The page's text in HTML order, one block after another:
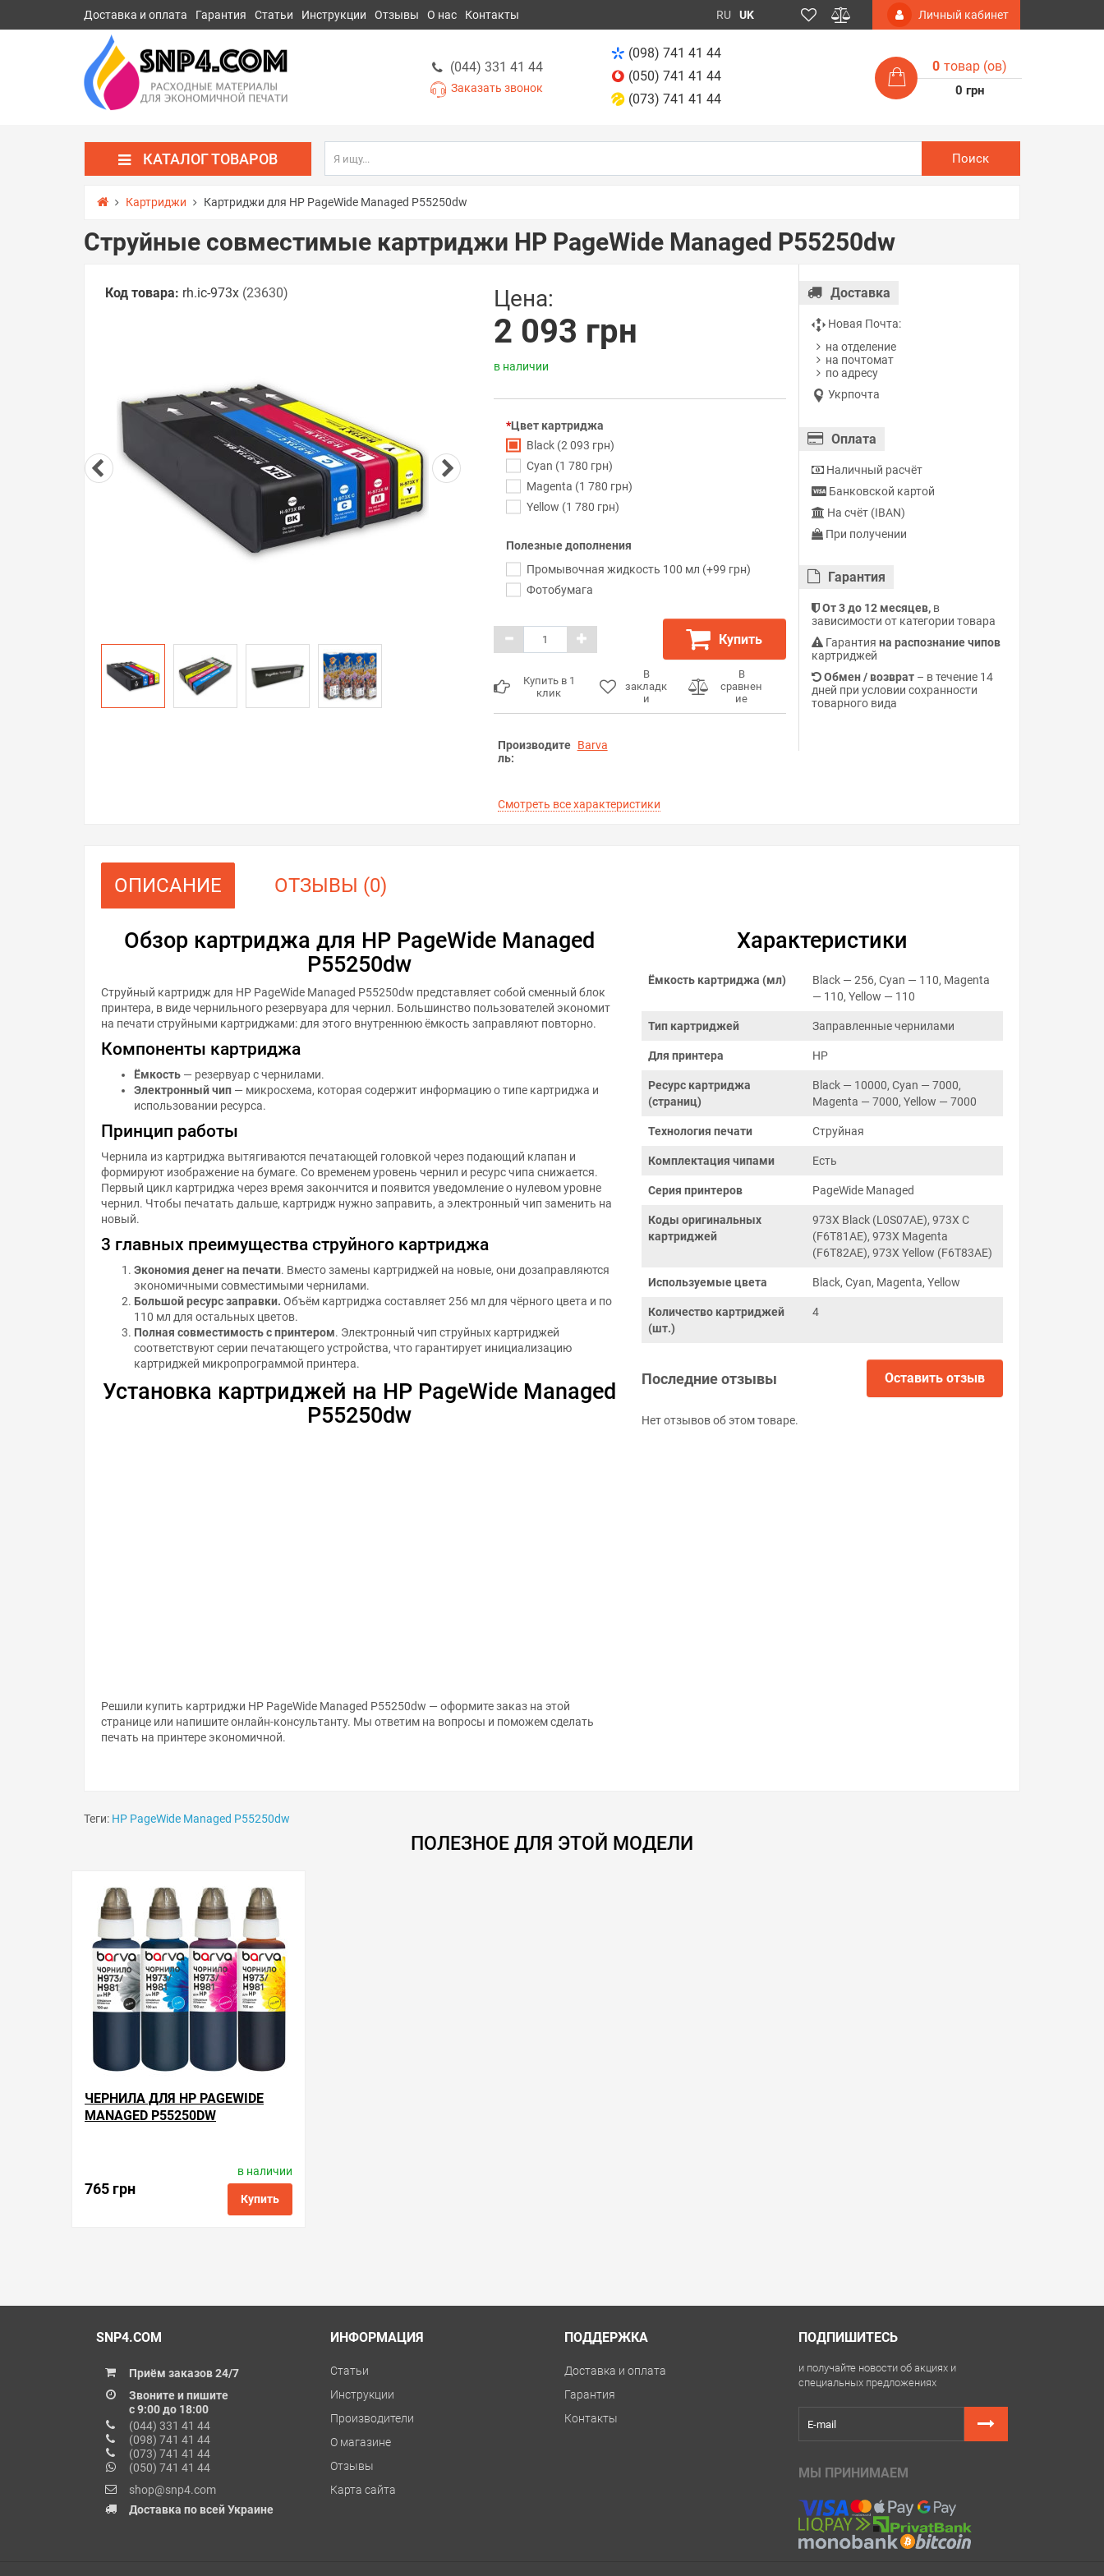
Доставка и оплата Гарантия Статьи Инструкции Отзывы О нас Контакты RU UK Личный кабинет
(044) 331 41 44
Заказать звонок
(098) 741 41 44
(050) 741 41 44
(073) 741 41 44
0 товар (ов)
0 грн
КАТАЛОГ ТОВАРОВ Поиск
Картриджи Картриджи для HP PageWide Managed P55250dw
Струйные совместимые картриджи HP PageWide Managed P55250dw
Код товара: rh.ic-973x (23630) Цена:
2 093 грн
в наличии
Цвет картриджа
Black (2 093 грн)
Cyan (1 780 грн)
Magenta (1 780 грн)
Yellow (1 780 грн)
Полезные дополнения
Промывочная жидкость 100 мл (+99 грн)
Фотобумага
Купить
Купить в 1
клик
В
закладк
и
В
сравнен
ие
Производите
ль:
Barva
Смотреть все характеристики
Доставка
Новая Почта:
на отделение
на почтомат
по адресу
Укрпочта
Оплата
Наличный расчёт
Банковской картой
На счёт (IBAN)
При получении
Гарантия
От 3 до 12 месяцев,в
зависимости от категории товара
Гарантия на распознание чипов
картриджей
Обмен / возврат– в течение 14
дней при условии сохранности
товарного вида
ОПИСАНИЕ ОТЗЫВЫ (0)
Обзор картриджа для HP PageWide Managed
P55250dw
Струйный картридж для HP PageWide Managed P55250dw представляет собой сменный блок
принтера, в виде чернильного резервуара для чернил. Большинство пользователей экономит
на печати струйными картриджами: для этого внутреннюю ёмкость заправляют повторно.
Компоненты картриджа
Ёмкость — резервуар с чернилами.
Электронный чип — микросхема, которая содержит информацию о типе картриджа и
использовании ресурса.
Принцип работы
Чернила из картриджа вытягиваются печатающей головкой через подающий клапан и
формируют изображение на бумаге. Со временем уровень чернил и ресурс чипа снижается.
Первый цикл картриджа через время закончится и появится уведомление о нулевом уровне
чернил. Чтобы печатать дальше, картридж нужно заправить, а электронный чип заменить на
новый.
3 главных преимущества струйного картриджа
Экономия денег на печати. Вместо замены картриджей на новые, они дозаправляются
экономичными совместимыми чернилами.
Большой ресурс заправки. Объём картриджа составляет 256 мл для чёрного цвета и по
110 мл для остальных цветов.
Полная совместимость с принтером. Электронный чип струйных картриджей
соответствуют серии печатающего устройства, что гарантирует инициализацию
картриджей микропрограммой принтера.
Установка картриджей на HP PageWide Managed
P55250dw
Решили купить картриджи HP PageWide Managed P55250dw — оформите заказ на этой
странице или напишите онлайн-консультанту. Мы ответим на вопросы и поможем сделать
печать на принтере экономичной.
Характеристики
Ёмкость картриджа (мл)
Black — 256, Cyan — 110, Magenta
— 110, Yellow — 110
Тип картриджей Заправленные чернилами
Для принтера HP
Ресурс картриджа
(страниц)
Black — 10000, Cyan — 7000,
Magenta — 7000, Yellow — 7000
Технология печати Струйная
Комплектация чипами Есть
Серия принтеров PageWide Managed
Коды оригинальных
картриджей
973X Black (L0S07AE), 973X C
(F6T81AE), 973X Magenta
(F6T82AE), 973X Yellow (F6T83AE)
Используемые цвета Black, Cyan, Magenta, Yellow
Количество картриджей
(шт.)
4
Последние отзывы Оставить отзыв
Нет отзывов об этом товаре.
Теги: HP PageWide Managed P55250dw
ПОЛЕЗНОЕ ДЛЯ ЭТОЙ МОДЕЛИ
ЧЕРНИЛА ДЛЯ HP PAGEWIDE
MANAGED P55250DW
765 грн
в наличии
Купить
Barva
ink.h.973.4
SNP4.COM
Приём заказов 24/7
Звоните и пишите
с 9:00 до 18:00
(044) 331 41 44
(098) 741 41 44
(073) 741 41 44
(050) 741 41 44
shop@snp4.com
Доставка по всей Украине
ИНФОРМАЦИЯ
Статьи
Инструкции
Производители
О магазине
Отзывы
Карта сайта
ПОДДЕРЖКА
Доставка и оплата
Гарантия
Контакты
ПОДПИШИТЕСЬ
и получайте новости об акциях и
специальных предложениях
МЫ ПРИНИМАЕМ